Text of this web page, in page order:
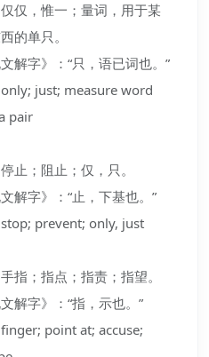
仅，惟一；量词，用于某
的单只。
解字》：“只，语已词也。”
just; measure word
pair
止；阻止；仅，只。
解字》：“止，下基也。”
prevent; only, just
指；指点；指责；指望。
解字》：“指，示也。”
point at; accuse;